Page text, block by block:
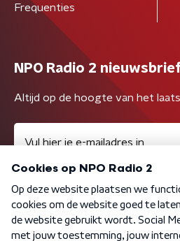
Frequenties
NPO Radio 2 nieuwsbrief
Altijd op de hoogte van het
Algemene voorwaarden